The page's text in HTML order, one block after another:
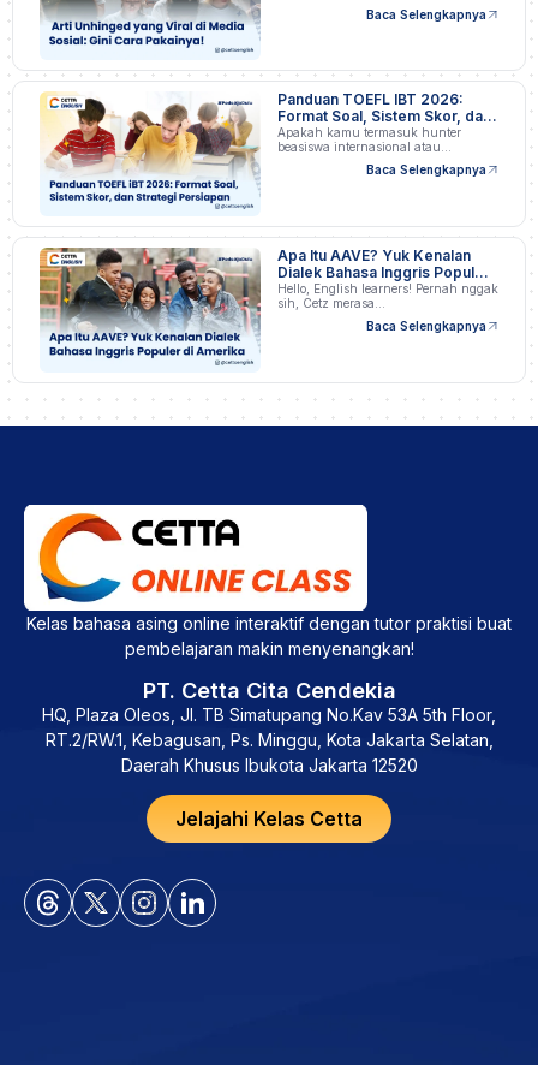
Baca Selengkapnya
Panduan TOEFL IBT 2026:
Format Soal, Sistem Skor, dan
Strategi Persiapan
Apakah kamu termasuk hunter
beasiswa internasional atau
Baca Selengkapnya
Apa Itu AAVE? Yuk Kenalan
Dialek Bahasa Inggris Populer
di Amerika
Hello, English learners! Pernah nggak
sih, Cetz merasa…
Baca Selengkapnya
Kelas bahasa asing online interaktif dengan tutor praktisi buat
pembelajaran makin menyenangkan!
PT. Cetta Cita Cendekia
HQ, Plaza Oleos, Jl. TB Simatupang No.Kav 53A 5th Floor,
RT.2/RW.1, Kebagusan, Ps. Minggu, Kota Jakarta Selatan,
Daerah Khusus Ibukota Jakarta 12520
Jelajahi Kelas Cetta